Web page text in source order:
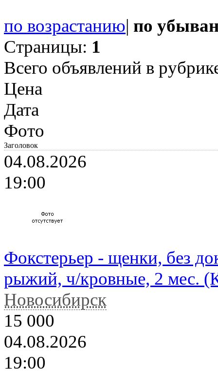
по возрастанию| по
Страницы: 1
Всего объявлений в
Цена
Дата
Фото
Заголовок
04.08.2026
19:00
Фокстерьер - щенки, без
рыжий, ч/кровные, 2 мес.
Новосибирск
15 000
04.08.2026
19:00